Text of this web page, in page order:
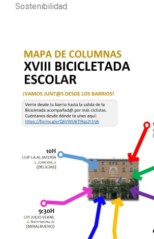
Sostenibilidad.